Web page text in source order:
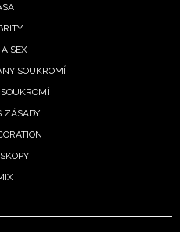
Extra s.r.o.
se
Extra s.r.o. bude s
k organizaci a
novinek.
zajímavé a exkluzivní
Pokud souhlasíte se
SEX
SOUKROMÍ
ZÁSADY